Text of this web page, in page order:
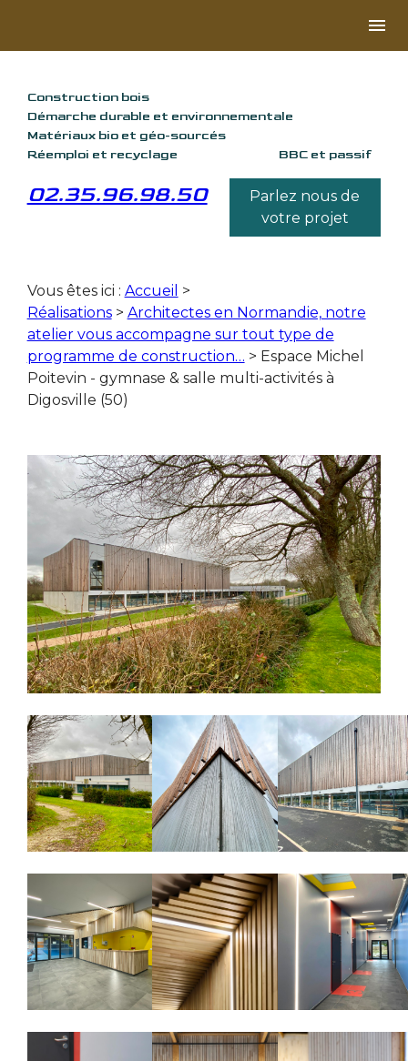
menu
Construction bois
Démarche durable et environnementale
Matériaux bio et géo-sourcés
Réemploi et recyclage
BBC et passif
02.35.96.98.50
Parlez nous de
votre projet
Vous êtes ici : Accueil >
Réalisations> Architectes en Normandie, notre
atelier vous accompagne sur tout type de
programme de construction… > Espace Michel
Poitevin - gymnase & salle multi-activités à
Digosville (50)